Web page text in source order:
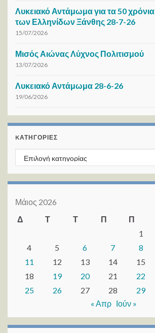
Λυκειακό Αντάμωμα για τα 50
των Ελληνίδων Ξάνθης 28-7-26
15/07/2026
Μισός Αιώνας Λύχνος Πολιτισμού
13/07/2026
Λυκειακό Αντάμωμα 28-6-26
19/06/2026
KΑΤΗΓΟΡΊΕΣ
Kατηγορίες
Μάιος 2026
Δ
Τ Τ Π Π
1
4
5 6 7 8
11
12 13 14 15
18
19 20 21 22
25
26 27 28 29
« Απρ Ιούν »